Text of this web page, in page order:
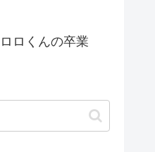
ロくんの卒業